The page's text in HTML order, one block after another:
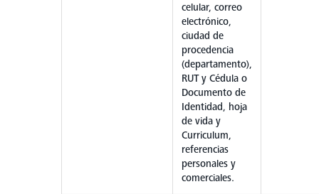
celular, correo
electrónico,
ciudad de
procedencia
(departamento),
RUT y Cédula o
Documento de
Identidad, hoja
de vida y
Curriculum,
referencias
personales y
comerciales.